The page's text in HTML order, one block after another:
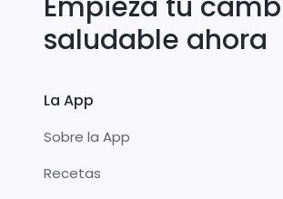
saludable ahora
La App
Sobre la App
Recetas